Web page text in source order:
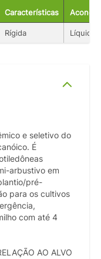
Características
Rígida Líquido
e seletivo do
É
arbustivo em
pré-
para os cultivos
com até 4
AO ALVO